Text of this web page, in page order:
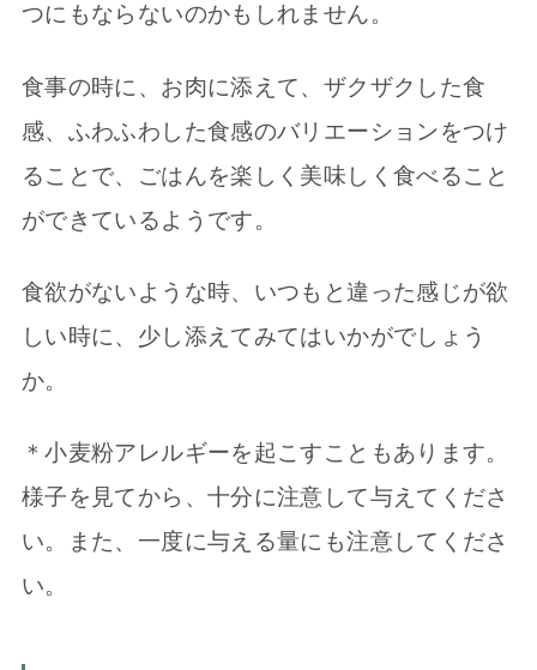
つにもならないのかもしれません。
食事の時に、お肉に添えて、ザクザクした食
感、ふわふわした食感のバリエーションをつけ
ることで、ごはんを楽しく美味しく食べること
ができているようです。
食欲がないような時、いつもと違った感じが欲
しい時に、少し添えてみてはいかがでしょう
か。
＊小麦粉アレルギーを起こすこともあります。
様子を見てから、十分に注意して与えてくださ
い。また、一度に与える量にも注意してくださ
い。